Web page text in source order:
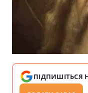
ПІДПИШІТЬСЯ